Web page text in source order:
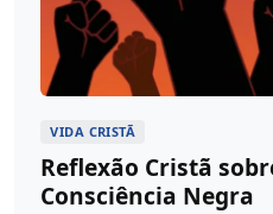
VIDA CRISTÃ
Reflexão Cristã
Consciência Negra